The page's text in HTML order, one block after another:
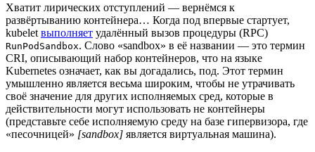
Хватит лирических отступлений — вернёмся к
развёртыванию контейнера… Когда под впервые стартует,
kubelet выполняет удалённый вызов процедуры (RPC)
RunPodSandbox. Слово «sandbox» в её названии — это термин
CRI, описывающий набор контейнеров, что на языке
Kubernetes означает, как вы догадались, под. Этот термин
умышленно является весьма широким, чтобы не утрачивать
своё значение для других исполняемых сред, которые в
действительности могут использовать не контейнеры
(представьте себе исполняемую среду на базе гипервизора, где
«песочницей» [sandbox] является виртуальная машина).